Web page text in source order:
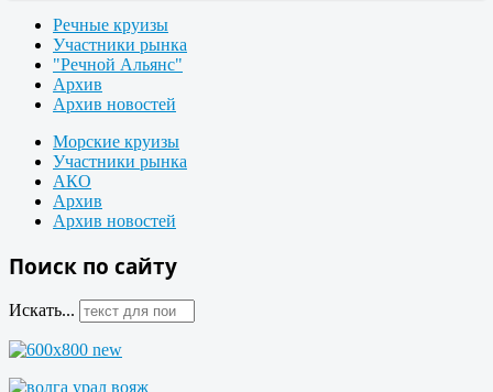
Речные круизы
Участники рынка
"Речной Альянс"
Архив
Архив новостей
Морские круизы
Участники рынка
АКО
Архив
Архив новостей
Поиск по сайту
Искать...